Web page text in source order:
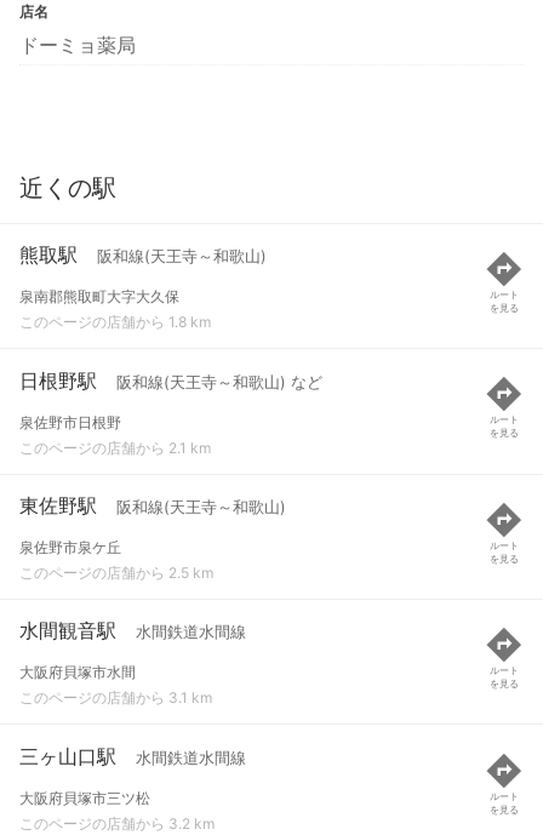
店名
ドーミョ薬局
近くの駅
熊取駅 阪和線(天王寺～和歌山)
泉南郡熊取町大字大久保
このページの店舗から 1.8 km
ルート
を見る
日根野駅 阪和線(天王寺～和歌山) など
泉佐野市日根野
このページの店舗から 2.1 km
ルート
を見る
東佐野駅 阪和線(天王寺～和歌山)
泉佐野市泉ケ丘
このページの店舗から 2.5 km
ルート
を見る
水間観音駅 水間鉄道水間線
大阪府貝塚市水間
このページの店舗から 3.1 km
ルート
を見る
三ヶ山口駅 水間鉄道水間線
大阪府貝塚市三ツ松
このページの店舗から 3.2 km
ルート
を見る